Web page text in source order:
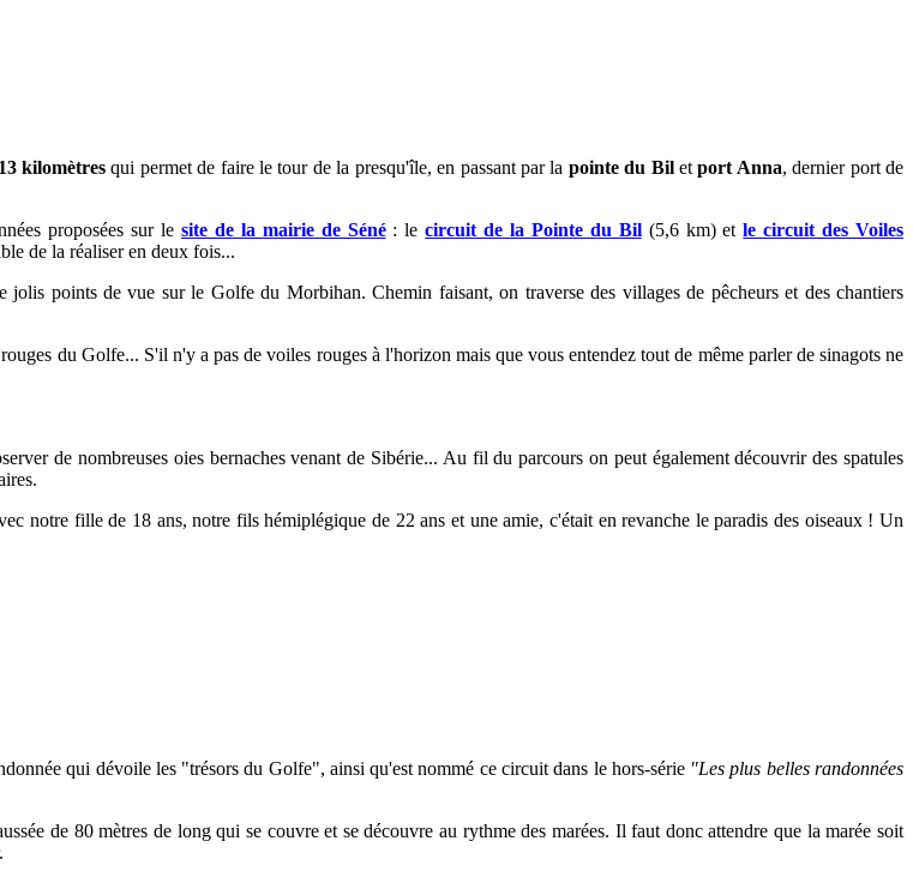
kilomètres qui permet de faire le tour de la presqu'île, en passant par la pointe du Biletport Anna, dernier port de
proposées sur lesite de la mairie de Séné: le circuit de la Pointe du Bil(5,6 km) etle circuit des Voiles
de la réaliser en deux fois...
jolis points de vue sur le Golfe du Morbihan.Chemin faisant, on traverse des villages de pêcheurs et des chantiers
du Golfe... S'il n'y a pas de voiles rouges à l'horizon mais que vous entendez tout de même parler de sinagots ne
de nombreuses oies bernaches venant de Sibérie... Au fil du parcours on peut également découvrir des spatules
notre fille de 18 ans, notre fils hémiplégique de 22 ans et une amie, c'était en revanche le paradis des oiseaux ! Un
qui dévoile les "trésors du Golfe", ainsi qu'est nommé ce circuit dans le hors-série "Les plus belles randonnées
de 80 mètres de long qui se couvre et se découvre au rythme des marées. Il faut donc attendre que la marée soit